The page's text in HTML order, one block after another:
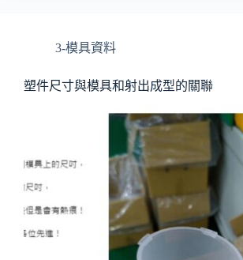
3-模具資料
塑件尺寸與模具和射出成型的關聯